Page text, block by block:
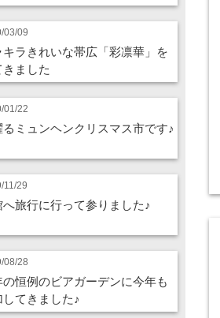
03/09
キラきれいな帯広「彩凛華」を
きました
01/22
るミュンヘンクリスマス市です♪
11/29
へ旅行に行って参りました♪
08/28
の恒例のビアガーデンに今年も
してきました♪